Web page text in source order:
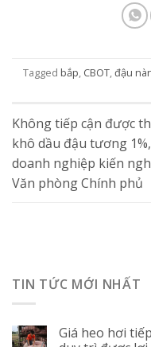
Tagged bắp, CBOT,đậu
Không tiếp cận được
khô dầu đậu tương
doanh nghiệp kiến
Văn phòng Chính phủ
TIN TỨC MỚI NHẤT
Giá heo hơi